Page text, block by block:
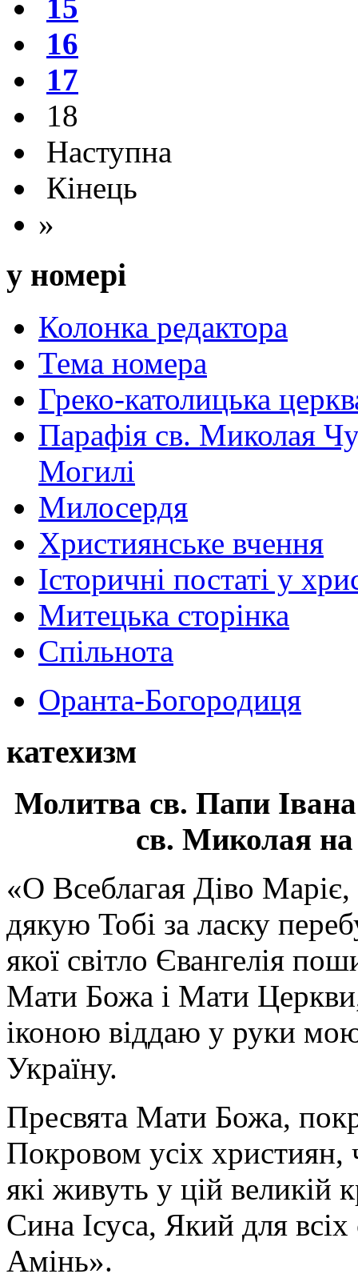
15
16
17
18
Наступна
Кінець
»
у номері
Колонка редактора
Тема номера
Греко-католицька
Парафія св. Миколая
Могилі
Милосердя
Християнське вчення
Історичні постаті у
Митецька сторінка
Спільнота
Оранта-Богородиця
катехизм
Молитва св. Папи
св. Миколая на
«О Всеблагая Діво
дякую Тобі за ласку
якої світло Євангелія
Мати Божа і Мати
іконою віддаю у руки
Україну.
Пресвята Мати Божа,
Покровом усіх християн,
які живуть у цій великій
Сина Ісуса, Який для
Амінь».